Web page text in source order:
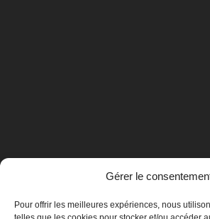
Gérer le
Pour offrir les meilleures expériences, nous